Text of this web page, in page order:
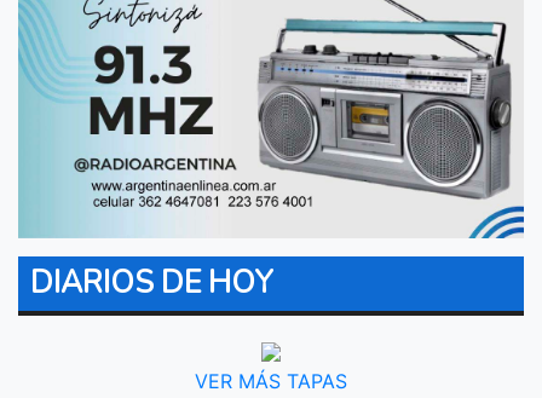
DIARIOS DE HOY
VER MÁS TAPAS